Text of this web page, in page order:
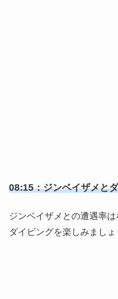
08:15：ジンベイザメと
ジンベイザメとの遭遇率
ダイビングを楽しみましょ